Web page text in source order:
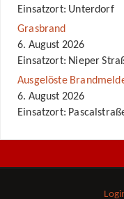
Einsatzort: Unterdorf
Grasbrand
6. August 2026
Einsatzort: Nieper
Ausgelöste
6. August 2026
Einsatzort: